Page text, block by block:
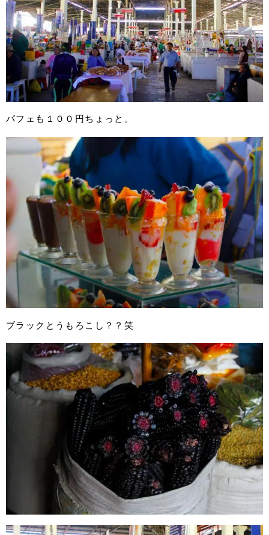
パフェも１００円ちょっと。
ブラックとうもろこし？？笑